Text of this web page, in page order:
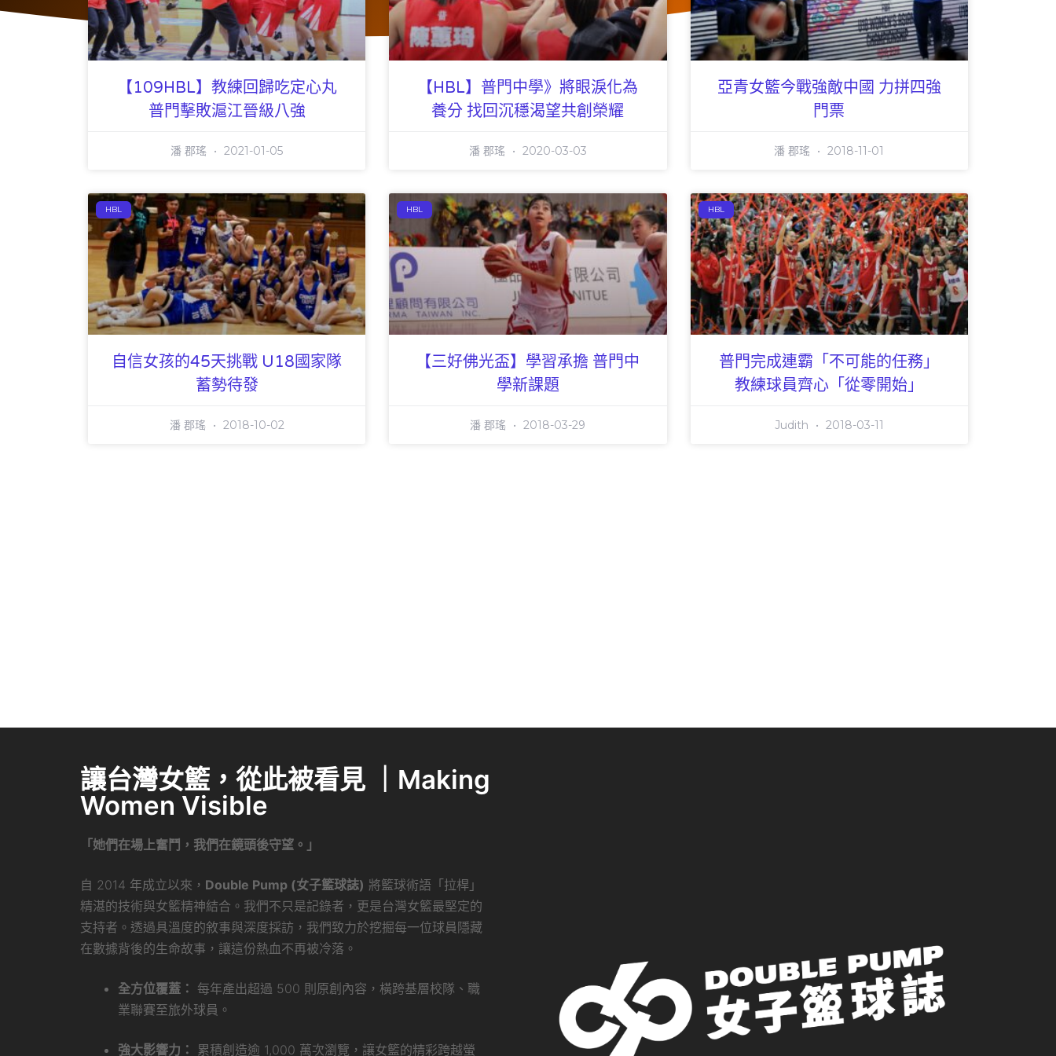
【109HBL】教練回歸吃定心丸
普門擊敗滬江晉級八強
潘 郡瑤 2021-01-05
【HBL】普門中學》將眼淚化為
養分 找回沉穩渴望共創榮耀
潘 郡瑤 2020-03-03
亞青女籃今戰強敵中國 力拼四強
門票
潘 郡瑤 2018-11-01
HBL
自信女孩的45天挑戰 U18國家隊
蓄勢待發
潘 郡瑤 2018-10-02
HBL
【三好佛光盃】學習承擔 普門中
學新課題
潘 郡瑤 2018-03-29
HBL
普門完成連霸「不可能的任務」
教練球員齊心「從零開始」
Judith 2018-03-11
讓台灣女籃，從此被看見 ｜Making
Women Visible
「她們在場上奮鬥，我們在鏡頭後守望。」
自 2014 年成立以來， Double Pump (女子籃球誌) 將籃球術語「拉桿」
精湛的技術與女籃精神結合。我們不只是記錄者，更是台灣女籃最堅定的
支持者。透過具溫度的敘事與深度採訪，我們致力於挖掘每一位球員隱藏
在數據背後的生命故事，讓這份熱血不再被冷落。
全方位覆蓋： 每年產出超過 500 則原創內容，橫跨基層校隊、職
業聯賽至旅外球員。
強大影響力： 累積創造逾 1,000 萬次瀏覽，讓女籃的精彩跨越螢